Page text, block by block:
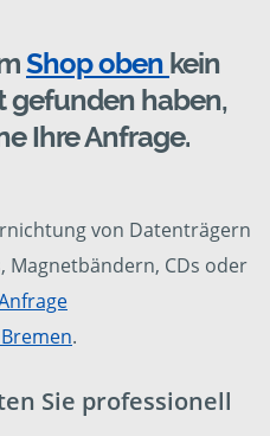
Shop oben kein
gefunden haben,
Ihre Anfrage.
von Datenträgern
Magnetbändern, CDs oder
.
Sie professionell